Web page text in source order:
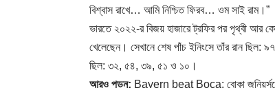
বিশ্বাস রাখে… আমি নিশ্চিত ফিরব… ওম সাই রাম।”
ভারতে ২০২২-র বিজয় হাজারে ট্রফির পর পৃথ্বী আর
খেলেছেন। সেখানে শেষ পাঁচ ইনিংসে তাঁর রান
ছিল: ৩২, ৫৪, ৩৯, ৫১ ও ১০।
আরও পড়ুন: Bayern beat Boca: বোকা জুনিয়র্সকে